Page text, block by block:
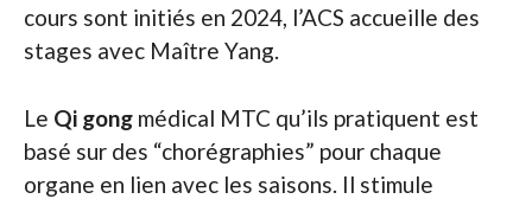
cours sont initiés en 2024, l’ACS accueille des
stages avec Maître Yang.
Le Qi gong médical MTC qu’ils pratiquent est
basé sur des “chorégraphies” pour chaque
organe en lien avec les saisons. Il stimule